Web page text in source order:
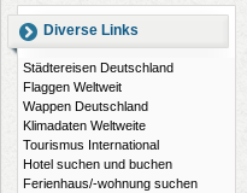
Diverse Links
Städtereisen Deutschland
Flaggen Weltweit
Wappen Deutschland
Klimadaten Weltweite
Tourismus International
Hotel suchen und buchen
Ferienhaus/-wohnung suchen